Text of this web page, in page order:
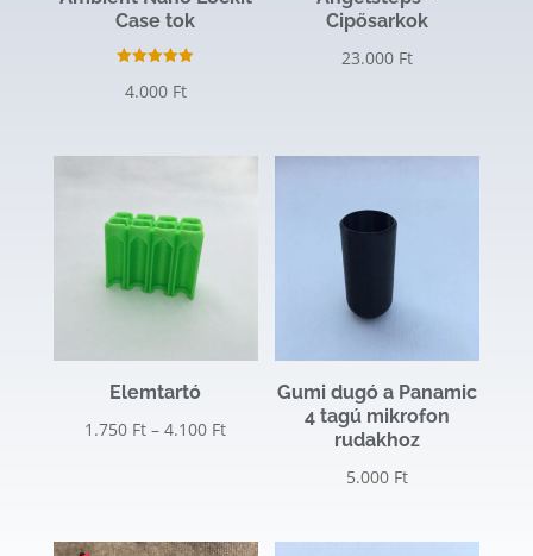
Case tok
5.00
4.000 Ft
Cipősarkok
23.000 Ft
Elemtartó
1.750 Ft – 4.100 FtÁrtartomány:
Gumi dugó a Panamic
4 tagú mikrofon
rudakhoz
5.000 Ft